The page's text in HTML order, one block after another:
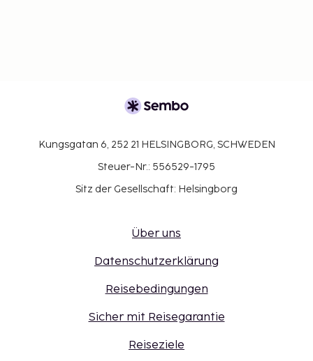
Kungsgatan 6, 252 21 HELSINGBORG, SCHWEDEN
Steuer-Nr.: 556529-1795
Sitz der Gesellschaft: Helsingborg
Über uns
Datenschutzerklärung
Reisebedingungen
Sicher mit Reisegarantie
Reiseziele